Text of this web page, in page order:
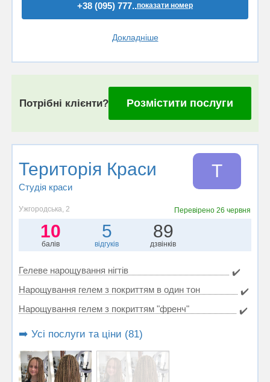
+38 (095) 777..показати номер
Докладніше
Потрібні клієнти? Розмістити послуги
Територія Краси
Студія краси
Т
Ужгородська, 2 Перевірено26 червня
10
балів
5
відгуків
89
дзвінків
Гелеве нарощування нігтів
✔️
Нарощування гелем з покриттям в один тон
✔️
Нарощування гелем з покриттям "френч"
✔️
➡️ Усі послуги та ціни (81)